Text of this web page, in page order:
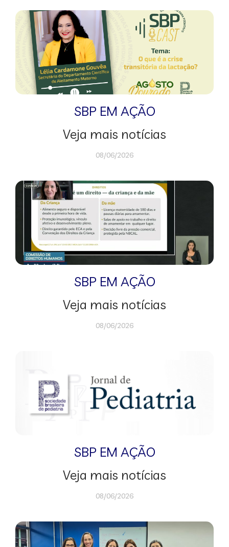
SBP EM AÇÃO
Veja mais notícias
08/06/2026
SBP EM AÇÃO
Veja mais notícias
08/06/2026
SBP EM AÇÃO
Veja mais notícias
08/06/2026